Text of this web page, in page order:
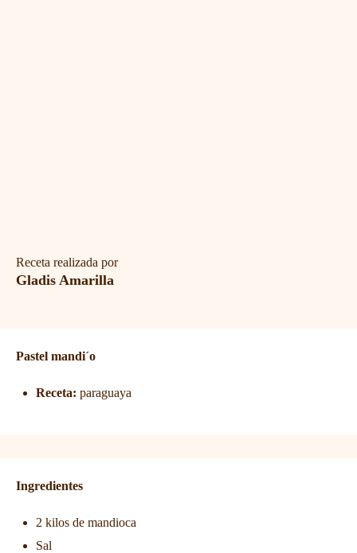
Receta realizada por
Gladis Amarilla
Pastel mandi´o
Receta: paraguaya
Ingredientes
2 kilos de mandioca
Sal